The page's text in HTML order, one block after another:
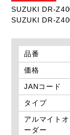
SUZUKI DR-
SUZUKI DR-
品番
価格
JANコード
タイプ
アルマイトオ
ーダー